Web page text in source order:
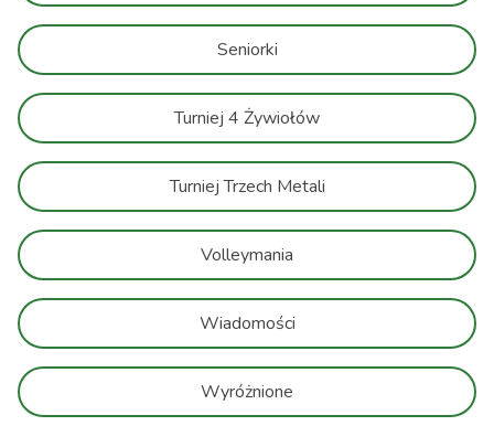
Seniorki
Turniej 4 Żywiołów
Turniej Trzech Metali
Volleymania
Wiadomości
Wyróżnione